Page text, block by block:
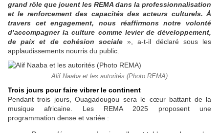
grand rôle que jouent les REMA dans la professionnalisation
et le renforcement des capacités des acteurs culturels. À
travers cet engagement, nous réaffirmons notre volonté
d’accompagner la culture comme levier de développement,
de paix et de cohésion sociale », a-t-il déclaré sous les
applaudissements nourris du public.
Alif Naaba et les autorités (Photo REMA)
Trois jours pour faire vibrer le continent
Pendant trois jours, Ouagadougou sera le cœur battant de la
musique africaine. Les REMA 2025 proposent une
programmation dense et variée :